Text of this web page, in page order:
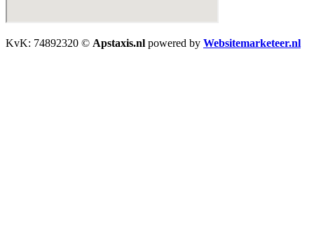
KvK: 74892320 © Apstaxis.nl powered by Websitemarketeer.nl